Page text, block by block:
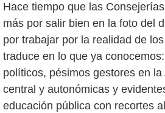
Hace tiempo que las
más por salir bien en la foto del
por trabajar por la realidad de
traduce en lo que ya
políticos, pésimos gestores en la
central y autonómicas y
educación pública con recortes